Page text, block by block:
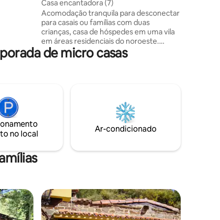
Casa encantadora (7)
Acomodação tranquila para desconectar
para casais ou famílias com duas
crianças, casa de hóspedes em uma vila
em áreas residenciais do noroeste.
Jardim, piscina e áreas naturais próximas
para ciclismo ou caminhadas. A poucos
U.Europea. Um carro é absolutamente
necessário e considere que a localização
é em ruas internas que não estão
de micro casas
no local
Ar-condicionado